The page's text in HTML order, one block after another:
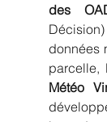
des
données
parcelle,
Météo